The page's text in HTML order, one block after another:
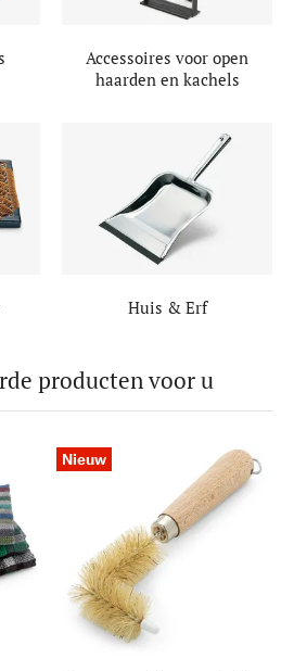
Accessoires voor open
haarden en kachels
Huis & Erf
producten voor u
Nieuw